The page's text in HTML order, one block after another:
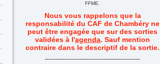
FFME.
Nous vous rappelons que la
responsabilité du CAF de Chambéry ne
peut être engagée que sur des sorties
validées à l'agenda. Sauf mention
contraire dans le descriptif de la sortie.